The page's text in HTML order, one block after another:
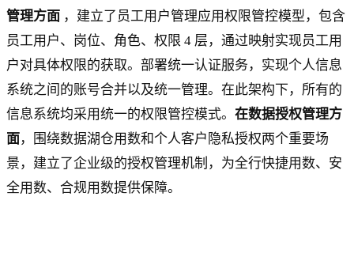
管理方面 ，建立了员工用户管理应用权限管控模型，包含
员工用户、岗位、角色、权限 4 层，通过映射实现员工用
户对具体权限的获取。部署统一认证服务，实现个人信息
系统之间的账号合并以及统一管理。在此架构下，所有的
信息系统均采用统一的权限管控模式。 在数据授权管理方
面，围绕数据湖仓用数和个人客户隐私授权两个重要场
景，建立了企业级的授权管理机制，为全行快捷用数、安
全用数、合规用数提供保障。